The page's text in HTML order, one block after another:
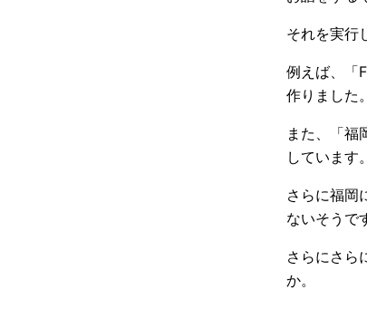
それを実行
例えば、「
作りました。
また、「福
しています。
さらに福岡
ないそうで
さらにさら
か。